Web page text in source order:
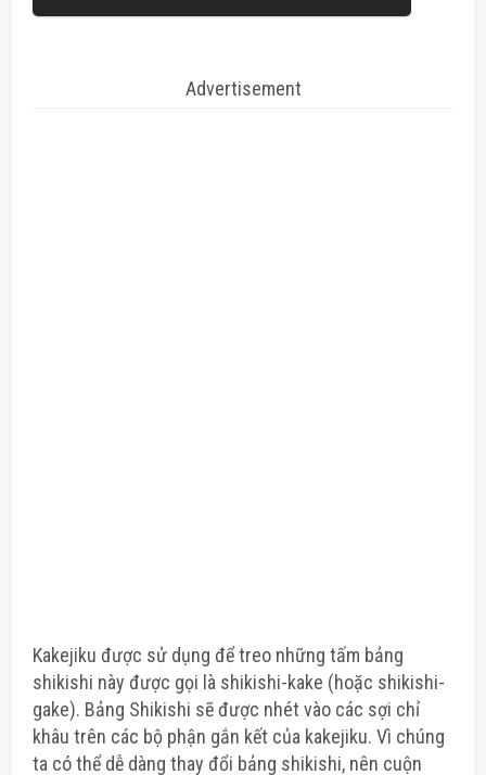
Advertisement
Kakejiku được sử dụng để treo những tấm bảng
shikishi này được gọi là shikishi-kake (hoặc shikishi-
gake). Bảng Shikishi sẽ được nhét vào các sợi chỉ
khâu trên các bộ phận gắn kết của kakejiku. Vì chúng
ta có thể dễ dàng thay đổi bảng shikishi, nên cuộn